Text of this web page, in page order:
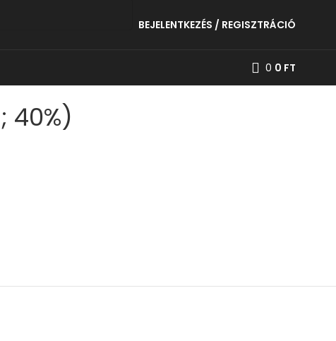
BEJELENTKEZÉS / REGISZTRÁCIÓ
0 0 FT
40%)